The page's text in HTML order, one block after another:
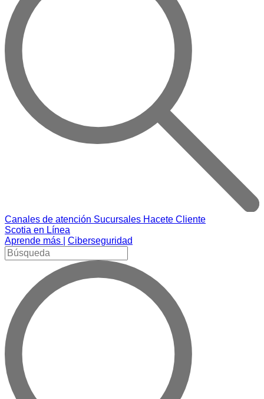
Canales de atención Sucursales Hacete Cliente
Scotia en Línea
Aprende más |
Ciberseguridad